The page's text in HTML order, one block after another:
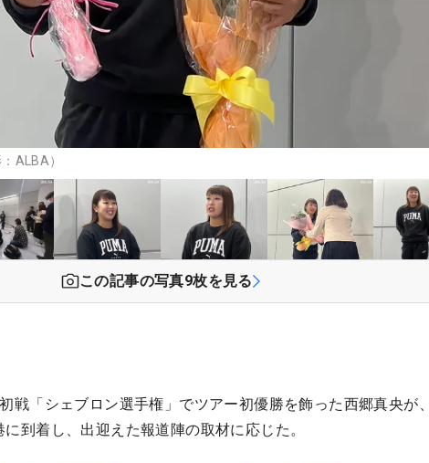
ALBA）
この記事の写真9枚を見る
戦「シェブロン選手権」でツアー初優勝を飾った西郷真央が
到着し、出迎えた報道陣の取材に応じた。